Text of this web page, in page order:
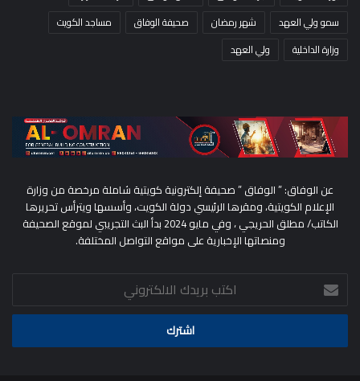
سمو ولي العهد
شهر رمضان صحيفة الوفاق
مساجد الكويت
وزارة الداخلية
ولي العهد
عن الوفاق: ” الوفاق ” صحيفة إلكترونية كويتية شاملة مرخصة من وزارة
الإعلام الكويتية، ومقرها الرئيسي دولة الكويت، وأسسها ويترأس تحريرها
الكاتب/ مطلق الحريجي ، وفي مايو 2024 بدأ البث التجريبي لموقع الصحيفة
ومنصاتها الإخبارية على مواقع التواصل المختلفة.
اكتب
بريدك
الالكتروني